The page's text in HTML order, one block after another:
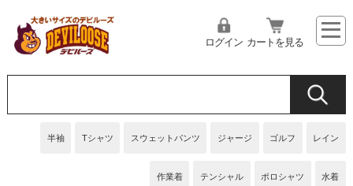
半袖 Tシャツ スウェットパンツ ジャージ ゴルフ レイン
作業着 テンシャル ポロシャツ 水着
ログイン カートを見る